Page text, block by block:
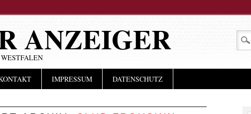
ANZEIGER
IMPRESSUM DATENSCHUTZ